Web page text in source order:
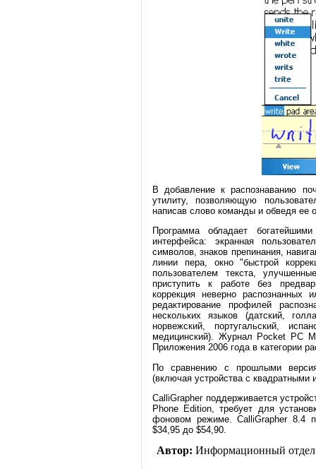
В добавление к распознаванию
утилиту, позволяющую
написав слово команды и обведя ее
Программа обладает
интерфейса: экранная
символов, знаков препинания,
линии пера, окно "быстрой
пользователем текста,
приступить к работе без
коррекция неверно распознанных
редактирование профилей
нескольких языков (датский,
норвежский, португальский,
медицинский). Журнал Pocket PC
Приложения 2006 года в категории
По сравнению с прошлыми
(включая устройства с
CalliGrapher поддерживается
Phone Edition, требует для
фоновом режиме. CalliGrapher 8.4
$34,95 до $54,90.
Автор: Информационный отдел